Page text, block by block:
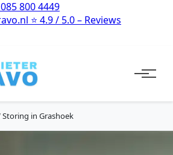
085 800 4449
⭐ 4.9 / 5.0 – Reviews
Storing in Grashoek